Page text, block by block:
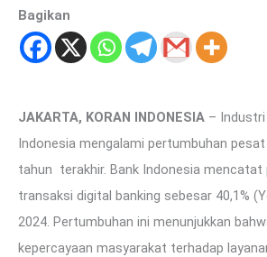
Bagikan
JAKARTA, KORAN INDONESIA –
Indonesia mengalami pertumbuhan
tahun terakhir. Bank Indonesia mencatat
transaksi digital banking sebesar 40,1%
2024. Pertumbuhan ini menunjukkan
kepercayaan masyarakat terhadap